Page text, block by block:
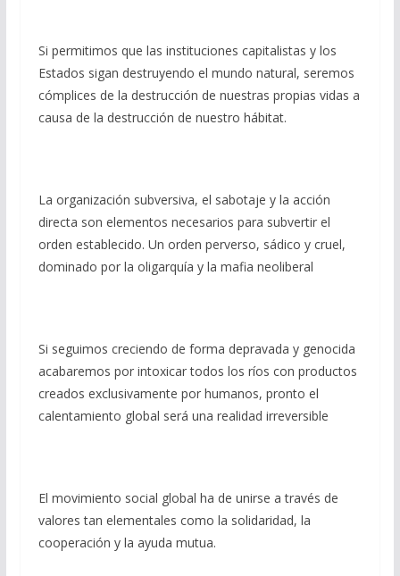
Si permitimos que las instituciones capitalistas y los
Estados sigan destruyendo el mundo natural, seremos
cómplices de la destrucción de nuestras propias vidas a
causa de la destrucción de nuestro hábitat.
La organización subversiva, el sabotaje y la acción
directa son elementos necesarios para subvertir el
orden establecido. Un orden perverso, sádico y cruel,
dominado por la oligarquía y la mafia neoliberal
Si seguimos creciendo de forma depravada y genocida
acabaremos por intoxicar todos los ríos con productos
creados exclusivamente por humanos, pronto el
calentamiento global será una realidad irreversible
El movimiento social global ha de unirse a través de
valores tan elementales como la solidaridad, la
cooperación y la ayuda mutua.